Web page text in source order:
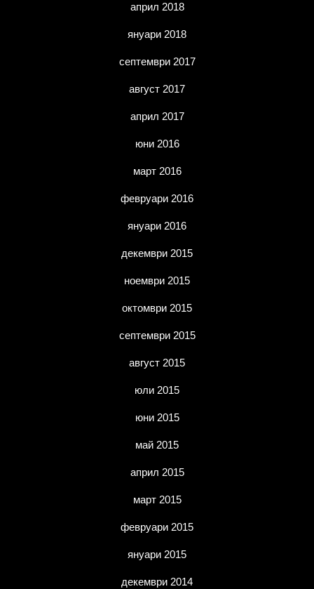
април 2018
януари 2018
септември 2017
август 2017
април 2017
юни 2016
март 2016
февруари 2016
януари 2016
декември 2015
ноември 2015
октомври 2015
септември 2015
август 2015
юли 2015
юни 2015
май 2015
април 2015
март 2015
февруари 2015
януари 2015
декември 2014